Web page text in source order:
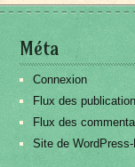
Méta
Connexion
Flux des
Flux des
Site de